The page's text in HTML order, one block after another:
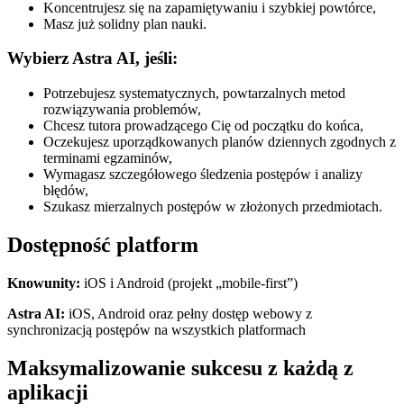
Koncentrujesz się na zapamiętywaniu i szybkiej powtórce,
Masz już solidny plan nauki.
Wybierz Astra AI, jeśli:
Potrzebujesz systematycznych, powtarzalnych metod
rozwiązywania problemów,
Chcesz tutora prowadzącego Cię od początku do końca,
Oczekujesz uporządkowanych planów dziennych zgodnych z
terminami egzaminów,
Wymagasz szczegółowego śledzenia postępów i analizy
błędów,
Szukasz mierzalnych postępów w złożonych przedmiotach.
Dostępność platform
Knowunity: iOS i Android (projekt „mobile-first”)
Astra AI: iOS, Android oraz pełny dostęp webowy z
synchronizacją postępów na wszystkich platformach
Maksymalizowanie sukcesu z każdą z
aplikacji